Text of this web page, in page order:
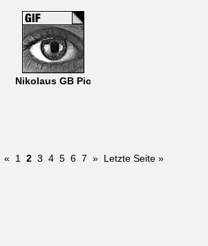
Nikolaus GB Pic
« 1 2 3 4 5 6 7 » Letzte Seite »